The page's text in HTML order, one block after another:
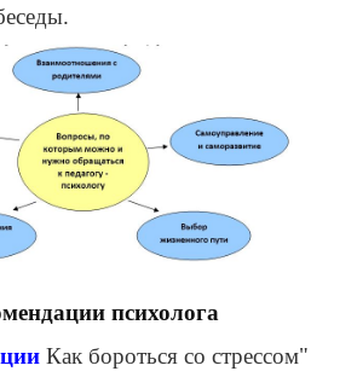
психолога
Как бороться со стрессом"